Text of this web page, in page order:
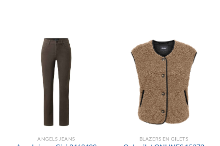
ANGELS JEANS BLAZERS EN GILETS